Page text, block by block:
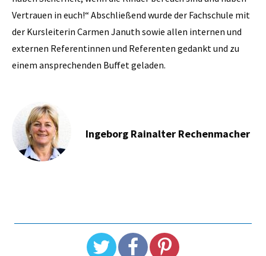
Vertrauen in euch!“ Abschließend wurde der Fachschule mit
der Kursleiterin Carmen Januth sowie allen internen und
externen Referentinnen und Referenten gedankt und zu
einem ansprechenden Buffet geladen.
Ingeborg Rainalter Rechenmacher